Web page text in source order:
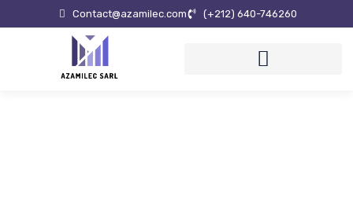
Contact@azamilec.com (+212) ‪640-746260